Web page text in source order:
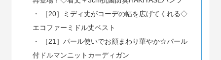
［20］ミディ丈がコーデの幅を広げてくれる◇
エコファーミドル丈ベスト
［21］パール使いでお顔まわり華やか☆パール
付ドルマンニットカーディガン